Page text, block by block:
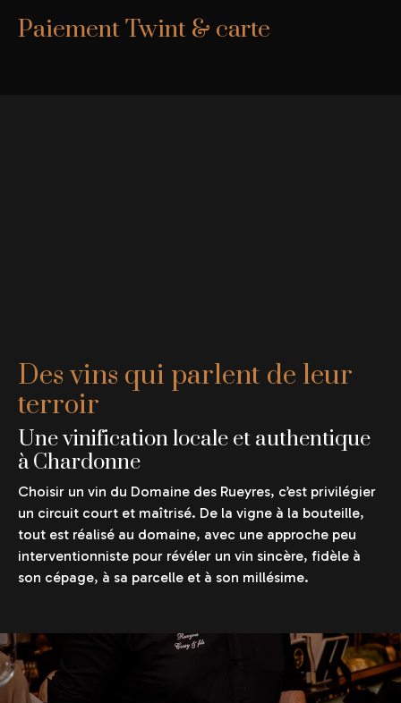
Paiement Twint & carte
Des vins qui parlent de leur
terroir
Une vinification locale et authentique
à Chardonne
Choisir un vin du Domaine des Rueyres, c’est privilégier
un circuit court et maîtrisé. De la vigne à la bouteille,
tout est réalisé au domaine, avec une approche peu
interventionniste pour révéler un vin sincère, fidèle à
son cépage, à sa parcelle et à son millésime.